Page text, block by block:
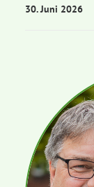
30. Juni 2026